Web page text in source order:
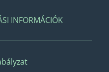
INFORMÁCIÓK